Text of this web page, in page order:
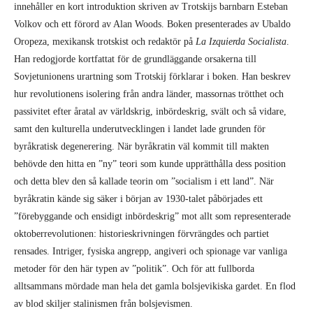
innehåller en kort introduktion skriven av Trotskijs barnbarn Esteban
Volkov och ett förord av Alan Woods. Boken presenterades av Ubaldo
Oropeza, mexikansk trotskist och redaktör på La Izquierda Socialista
Han redogjorde kortfattat för de grundläggande orsakerna till
Sovjetunionens urartning som Trotskij förklarar i boken. Han beskrev
hur revolutionens isolering från andra länder, massornas trötthet och
passivitet efter åratal av världskrig, inbördeskrig, svält och så vidare,
samt den kulturella underutvecklingen i landet lade grunden för
byråkratisk degenerering. När byråkratin väl kommit till makten
behövde den hitta en ”ny” teori som kunde upprätthålla dess position
och detta blev den så kallade teorin om ”socialism i ett land”. När
byråkratin kände sig säker i början av 1930-talet påbörjades ett
”förebyggande och ensidigt inbördeskrig” mot allt som representerade
oktoberrevolutionen: historieskrivningen förvrängdes och partiet
rensades. Intriger, fysiska angrepp, angiveri och spionage var vanliga
metoder för den här typen av ”politik”. Och för att fullborda
alltsammans mördade man hela det gamla bolsjevikiska gardet. En flod
av blod skiljer stalinismen från bolsjevismen.